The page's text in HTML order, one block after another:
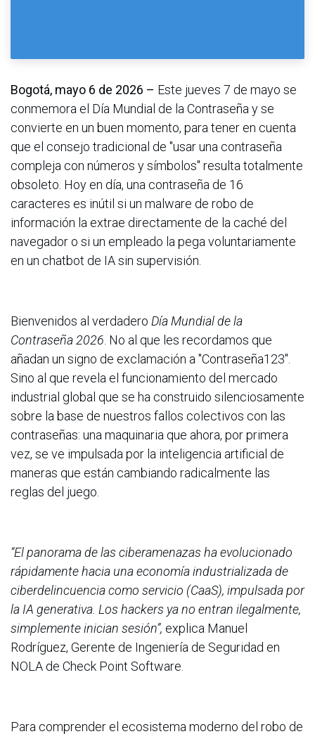
Bogotá, mayo 6 de 2026 – Este jueves 7 de mayo se
conmemora el Día Mundial de la Contraseña y se
convierte en un buen momento, para tener en cuenta
que el consejo tradicional de "usar una contraseña
compleja con números y símbolos" resulta totalmente
obsoleto. Hoy en día, una contraseña de 16
caracteres es inútil si un malware de robo de
información la extrae directamente de la caché del
navegador o si un empleado la pega voluntariamente
en un chatbot de IA sin supervisión.
Bienvenidos al verdadero Día Mundial de la
Contraseña 2026. No al que les recordamos que
añadan un signo de exclamación a "Contraseña123".
Sino al que revela el funcionamiento del mercado
industrial global que se ha construido silenciosamente
sobre la base de nuestros fallos colectivos con las
contraseñas: una maquinaria que ahora, por primera
vez, se ve impulsada por la inteligencia artificial de
maneras que están cambiando radicalmente las
reglas del juego.
“El panorama de las ciberamenazas ha evolucionado
rápidamente hacia una economía industrializada de
ciberdelincuencia como servicio (CaaS), impulsada por
la IA generativa. Los hackers ya no entran ilegalmente,
simplemente inician sesión”, explica Manuel
Rodríguez, Gerente de Ingeniería de Seguridad en
NOLA de Check Point Software.
Para comprender el ecosistema moderno del robo de